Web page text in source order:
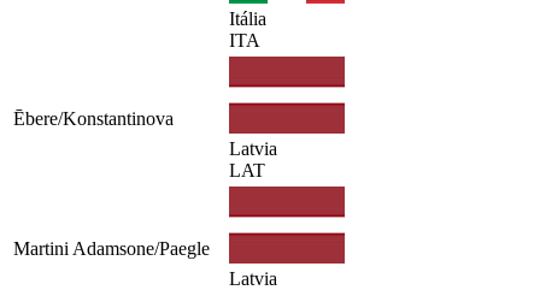
Itália
ITA
Ēbere/Konstantinova
Latvia
LAT
Martini Adamsone/Paegle
Latvia